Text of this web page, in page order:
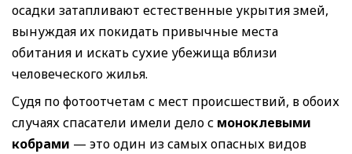
осадки затапливают естественные укрытия змей,
вынуждая их покидать привычные места
обитания и искать сухие убежища вблизи
человеческого жилья.
Судя по фотоотчетам с мест происшествий, в обоих
случаях спасатели имели дело с моноклевыми
кобрами — это один из самых опасных видов